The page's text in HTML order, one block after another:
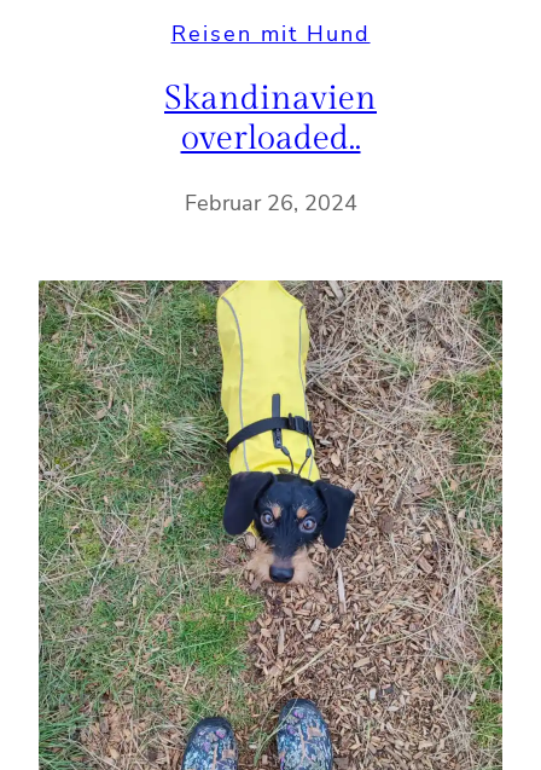
Reisen mit Hund
Skandinavien
overloaded..
Februar 26, 2024